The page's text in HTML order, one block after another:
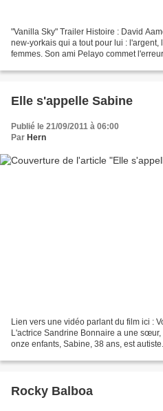
"Vanilla Sky" Trailer Histoire : David
new-yorkais qui a tout pour lui :
femmes. Son ami Pelayo commet
Elle s'appelle Sabine
Publié le 21/09/2011 à 06:00
Par Hern
Lien vers une vidéo parlant du film ici :
L'actrice Sandrine Bonnaire a une
onze enfants, Sabine, 38 ans, est
Rocky Balboa